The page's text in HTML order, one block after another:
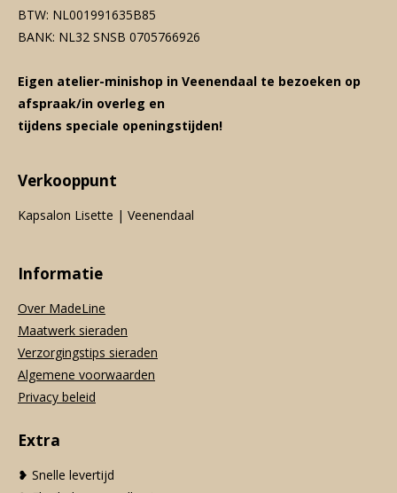
BTW: NL001991635B85
BANK: NL32 SNSB 0705766926
Eigen atelier-minishop in Veenendaal te bezoeken op
afspraak/in overleg en
tijdens speciale openingstijden!
Verkooppunt
Kapsalon Lisette | Veenendaal
Informatie
Over MadeLine
Maatwerk sieraden
Verzorgingstips sieraden
Algemene voorwaarden
Privacy beleid
Extra
❥ Snelle levertijd